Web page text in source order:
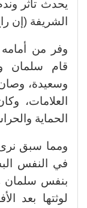
يحدث تأثر
الشريفة (إن
وفر من
قام سلمان
وسعيدة،
العلامات،
الحماية
ومما سبق
في النفس
بنفس سلمان
لوثتها بعد